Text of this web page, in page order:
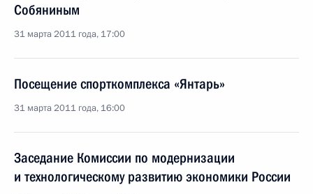
Собяниным
31 марта 2011 года, 17:00
Посещение спорткомплекса «Янтарь»
31 марта 2011 года, 16:00
Заседание Комиссии по модернизации
и технологическому развитию экономики России